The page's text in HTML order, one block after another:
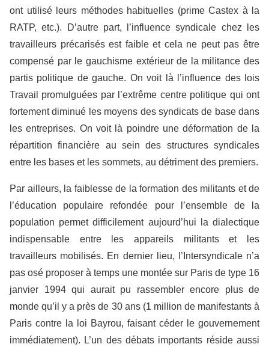
ont utilisé leurs méthodes habituelles (prime Castex à la
RATP, etc.). D’autre part, l’influence syndicale chez les
travailleurs précarisés est faible et cela ne peut pas être
compensé par le gauchisme extérieur de la militance des
partis politique de gauche. On voit là l’influence des lois
Travail promulguées par l’extrême centre politique qui ont
fortement diminué les moyens des syndicats de base dans
les entreprises. On voit là poindre une déformation de la
répartition financière au sein des structures syndicales
entre les bases et les sommets, au détriment des premiers.
Par ailleurs, la faiblesse de la formation des militants et de
l’éducation populaire refondée pour l’ensemble de la
population permet difficilement aujourd’hui la dialectique
indispensable entre les appareils militants et les
travailleurs mobilisés. En dernier lieu, l’Intersyndicale n’a
pas osé proposer à temps une montée sur Paris de type 16
janvier 1994 qui aurait pu rassembler encore plus de
monde qu’il y a près de 30 ans (1 million de manifestants à
Paris contre la loi Bayrou, faisant céder le gouvernement
immédiatement). L’un des débats importants réside aussi